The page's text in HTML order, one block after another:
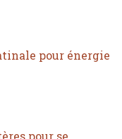
pour énergie